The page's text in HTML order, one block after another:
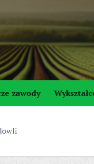
zawody